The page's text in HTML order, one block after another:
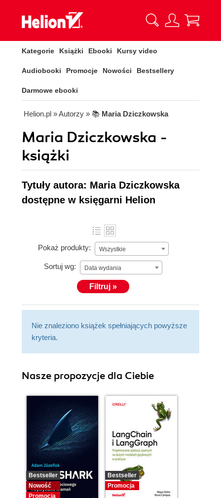
Kategorie Książki Ebooki Kursy video
Audiobooki Promocje Nowości Bestsellery
Darmowe ebooki
Helion.pl » Autorzy » 📚 Maria Dziczkowska
Maria Dziczkowska -
książki
Tytuły autora: Maria Dziczkowska
dostępne w księgarni Helion
Pokaż produkty: Wszystkie
Sortuj wg: Data wydania
Filtruj »
Nie znaleziono książek spełniających powyższe
kryteria.
Nasze propozycje dla Ciebie
Bestseller
Nowość
Promocja
Bestseller
Promocja